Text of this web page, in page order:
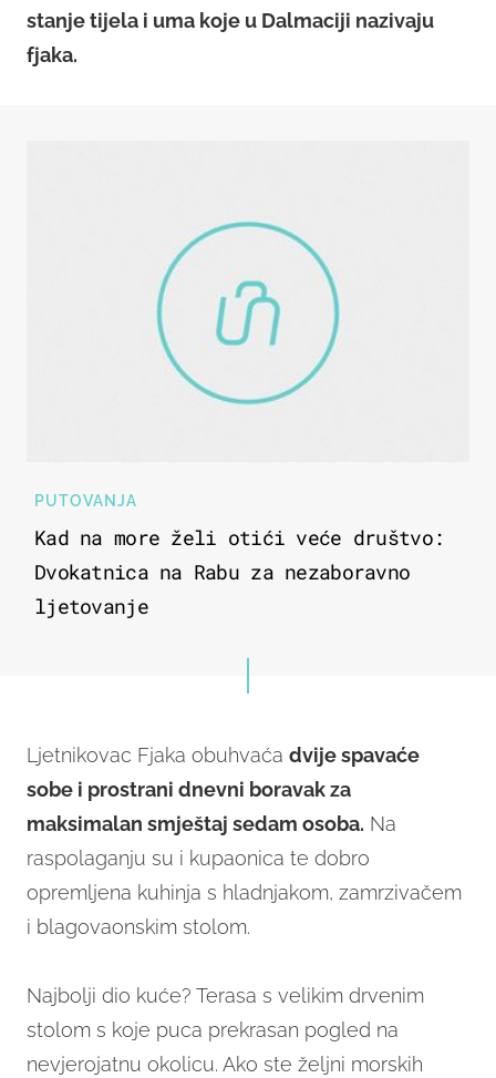
stanje tijela i uma koje u Dalmaciji nazivaju
fjaka.
PUTOVANJA
Kad na more želi otići veće društvo:
Dvokatnica na Rabu za nezaboravno
ljetovanje
Ljetnikovac Fjaka obuhvaća dvije spavaće
sobe i prostrani dnevni boravak za
maksimalan smještaj sedam osoba. Na
raspolaganju su i kupaonica te dobro
opremljena kuhinja s hladnjakom, zamrzivačem
i blagovaonskim stolom.
Najbolji dio kuće? Terasa s velikim drvenim
stolom s koje puca prekrasan pogled na
nevjerojatnu okolicu. Ako ste željni morskih